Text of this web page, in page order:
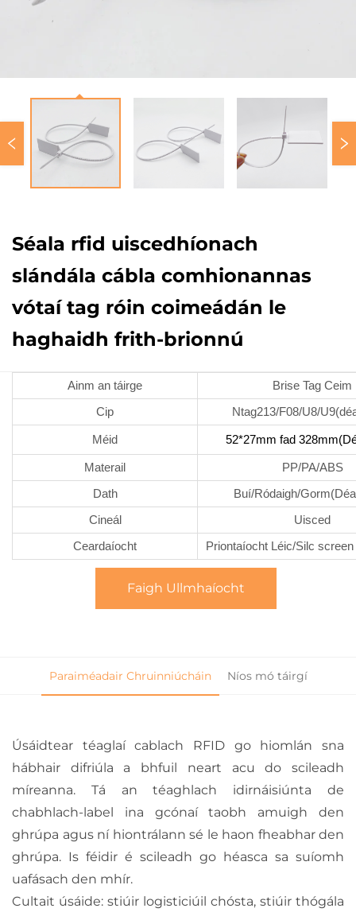
Séala rfid uiscedhíonach
slándála cábla comhionannas
vótaí tag róin coimeádán le
haghaidh frith-brionnú
Ainm an táirge
Brise Tag Ceim
Cip
Ntag213/F08/U8/
Méid 52*27mm fad
Materail
PP/PA/ABS
Dath
Buí/Ródaigh/
Cineál
Uisced
Ceardaíocht
Priontaíocht Léic/Silc
Faigh Ullmhaíocht
Paraiméadair Chruinniúcháin Níos mó táirgí
Úsáidtear téaglaí cablach RFID go hiomlán sna
hábhair difriúla a bhfuil neart acu do scileadh
míreanna. Tá an téaghlach idirnáisiúnta de
chabhlach-label ina gcónaí taobh amuigh den
ghrúpa agus ní hiontrálann sé le haon fheabhar den
ghrúpa. Is féidir é scileadh go héasca sa suíomh
uafásach den mhír.
Cultait úsáide: stiúir logisticiúil chósta, stiúir thógála